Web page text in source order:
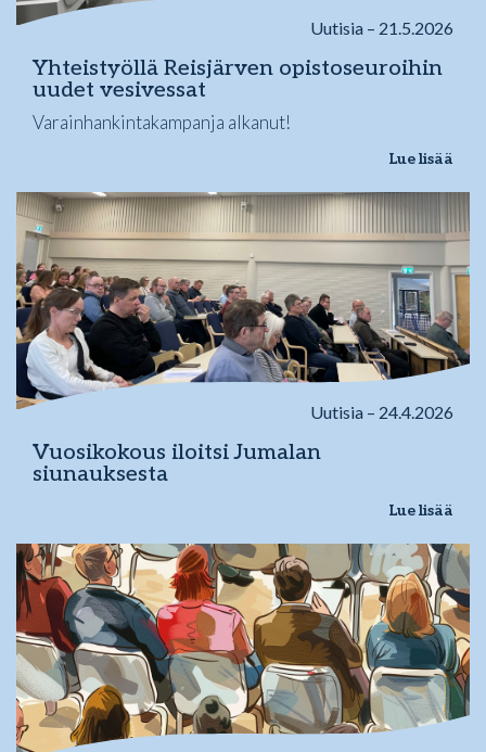
Uutisia – 21.5.2026
Yhteistyöllä Reisjärven opistoseuroihin
uudet vesivessat
Varainhankintakampanja alkanut!
Lue lisää
Uutisia – 24.4.2026
Vuosikokous iloitsi Jumalan
siunauksesta
Lue lisää